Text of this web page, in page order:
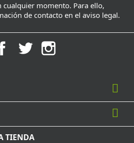
cualquier momento. Para ello,
de contacto en el aviso legal.
FacebookTwitter


TIENDA